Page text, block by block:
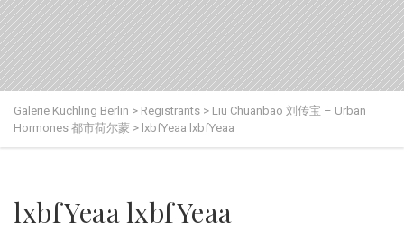
Galerie Kuchling Berlin > Registrants > Liu Chuanbao 刘传宝 – Urban
Hormones 都市荷尔蒙 > lxbfYeaa lxbfYeaa
lxbfYeaa lxbfYeaa